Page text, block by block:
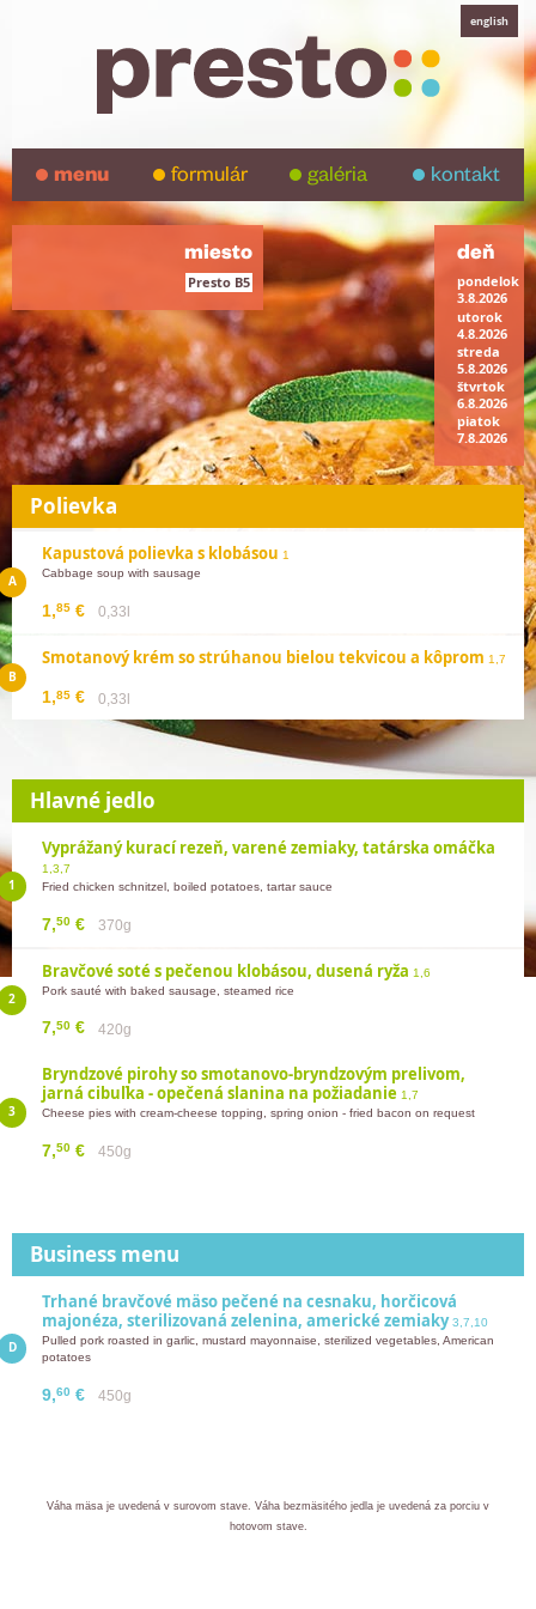
menu formulár galéria kontakt
english
miesto
Presto B5
deň
pondelok
3.8.2026
utorok
4.8.2026
streda
5.8.2026
štvrtok
6.8.2026
piatok
7.8.2026
Polievka
Kapustová polievka s klobásou 1
Cabbage soup with sausage
1,85 € 0,33l
Smotanový krém so strúhanou bielou tekvicou a kôprom 1,7
1,85 € 0,33l
Hlavné jedlo
Vyprážaný kurací rezeň, varené zemiaky, tatárska omáčka
1,3,7
Fried chicken schnitzel, boiled potatoes, tartar sauce
7,50 € 370g
Bravčové soté s pečenou klobásou, dusená ryža 1,6
Pork sauté with baked sausage, steamed rice
7,50 € 420g
Bryndzové pirohy so smotanovo-bryndzovým prelivom,
jarná cibuľka - opečená slanina na požiadanie 1,7
Cheese pies with cream-cheese topping, spring onion - fried bacon on request
7,50 € 450g
Business menu
Trhané bravčové mäso pečené na cesnaku, horčicová
majonéza, sterilizovaná zelenina, americké zemiaky3,7,10
Pulled pork roasted in garlic, mustard mayonnaise, sterilized vegetables, American
potatoes
9,60 € 450g
Váha mäsa je uvedená v surovom stave. Váha bezmäsitého jedla je uvedená za porciu v
hotovom stave.